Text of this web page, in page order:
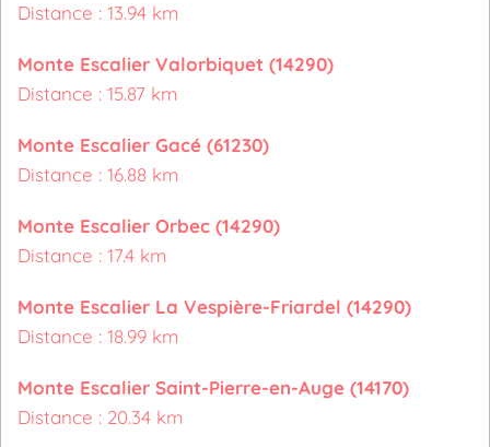
Distance : 13.94 km
Monte Escalier Valorbiquet (14290)
Distance : 15.87 km
Monte Escalier Gacé (61230)
Distance : 16.88 km
Monte Escalier Orbec (14290)
Distance : 17.4 km
Monte Escalier La Vespière-Friardel (14290)
Distance : 18.99 km
Monte Escalier Saint-Pierre-en-Auge (14170)
Distance : 20.34 km